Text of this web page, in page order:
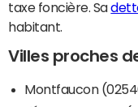
taxe foncière. Sa
habitant.
Villes proches
Montfaucon